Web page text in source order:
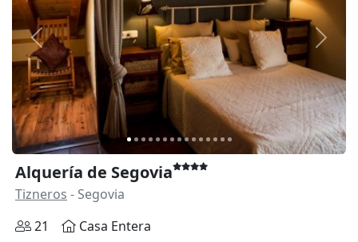
Anterior
Alquería de Segovia
Tizneros - Segovia
21
Casa Entera